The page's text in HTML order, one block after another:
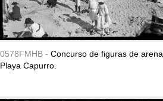
0578FMHB - Concurso de figuras de arena.
Playa Capurro.